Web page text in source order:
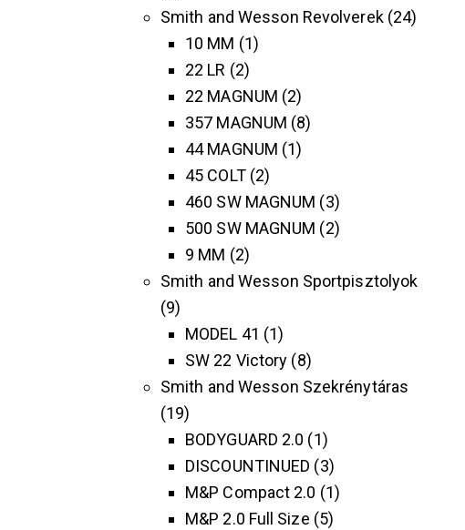
Smith and Wesson Revolverek 24
10 MM 1
22 LR 2
22 MAGNUM 2
357 MAGNUM 8
44 MAGNUM 1
45 COLT 2
460 SW MAGNUM
3
500 SW MAGNUM
2
9 MM 2
Smith and Wesson Sportpisztolyok
9
MODEL 41
1
SW 22 Victory 8
Smith and Wesson Szekrénytáras
19
BODYGUARD 2.0
1
DISCOUNTINUED
3
M&P Compact 2.0 1
M&P 2.0 Full Size 5